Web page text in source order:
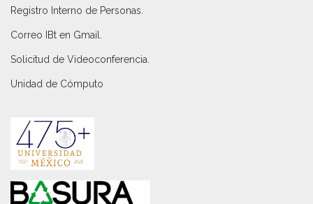
Registro Interno de Personas
Correo IBt en Gmail
Solicitud de Videoconferencia.
Unidad de Cómputo